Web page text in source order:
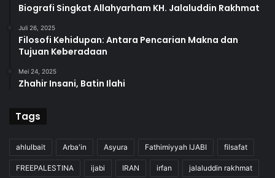
Biografi Singkat Allahyarham KH. Jalaluddin Rakhmat
Juli 26, 2025
Filosofi Kehidupan: Antara Pencarian Makna dan
Tujuan Keberadaan
Mei 24, 2025
Zhahir Insani, Batin Ilahi
Tags
ahlulbait Arba'in Asyura Fathimiyyah IJABI filsafat
FREEPALESTINA ijabi IRAN irfan jalaluddin rakhmat